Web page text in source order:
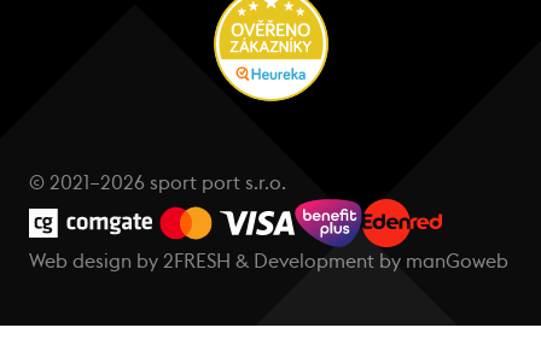
© 2021–2026 sport port s.r.o.
Web design by 2FRESH & Development by manGoweb